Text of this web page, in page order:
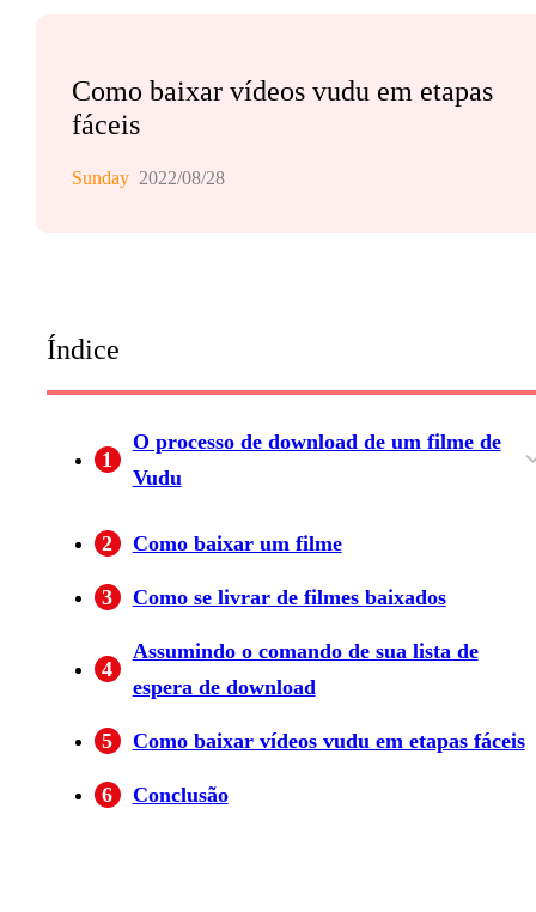
Como baixar vídeos vudu em etapas
fáceis
Sunday 2022/08/28
Índice
1
O processo de download de um filme de
Vudu
2 Como baixar um filme
3 Como se livrar de filmes baixados
4
Assumindo o comando de sua lista de
espera de download
5 Como baixar vídeos vudu em etapas fáceis
6 Conclusão